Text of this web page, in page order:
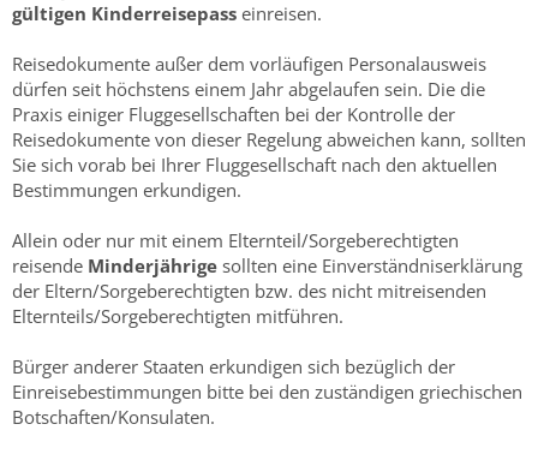
gültigen Kinderreisepass einreisen.
Reisedokumente außer dem vorläufigen Personalausweis
dürfen seit höchstens einem Jahr abgelaufen sein. Die die
Praxis einiger Fluggesellschaften bei der Kontrolle der
Reisedokumente von dieser Regelung abweichen kann, sollten
Sie sich vorab bei Ihrer Fluggesellschaft nach den aktuellen
Bestimmungen erkundigen.
Allein oder nur mit einem Elternteil/Sorgeberechtigten
reisende Minderjährige sollten eine Einverständniserklärung
der Eltern/Sorgeberechtigten bzw. des nicht mitreisenden
Elternteils/Sorgeberechtigten mitführen.
Bürger anderer Staaten erkundigen sich bezüglich der
Einreisebestimmungen bitte bei den zuständigen griechischen
Botschaften/Konsulaten.